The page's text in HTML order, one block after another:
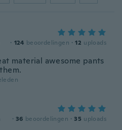
· 124 beoordelingen · 12 uploads
material awesome pants
· 36 beoordelingen · 35 uploads